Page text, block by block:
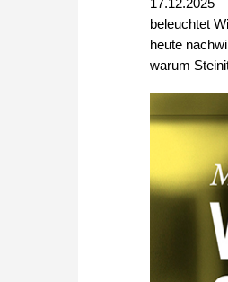
beleuchtet
heute
warum